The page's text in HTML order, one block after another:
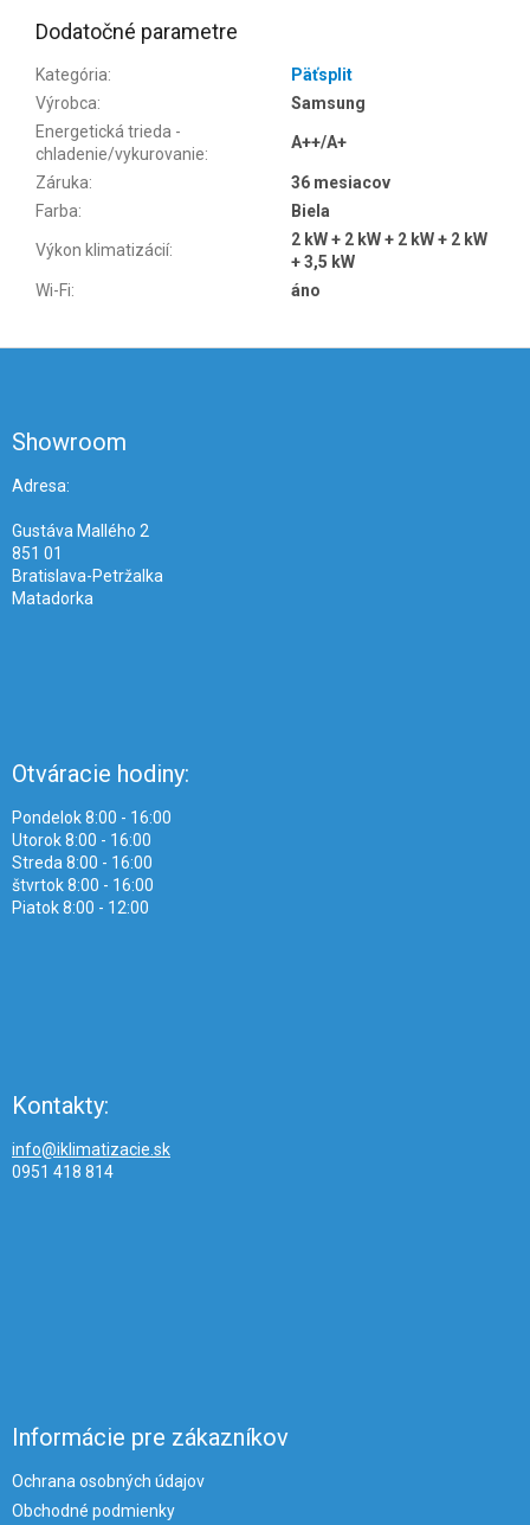
Dodatočné parametre
Kategória:
Päťsplit
Výrobca:
Samsung
Energetická trieda -
chladenie/vykurovanie:
A++/A+
Záruka:
36 mesiacov
Farba: Biela
Výkon klimatizácií:
2 kW + 2 kW + 2 kW + 2 kW
+ 3,5 kW
Wi-Fi: áno
Showroom
Adresa:
Gustáva Mallého 2
851 01
Bratislava-Petržalka
Matadorka
Otváracie hodiny:
Pondelok 8:00 - 16:00
Utorok 8:00 - 16:00
Streda 8:00 - 16:00
štvrtok 8:00 - 16:00
Piatok 8:00 - 12:00
Kontakty:
info@iklimatizacie.sk
0951 418 814
Informácie pre zákazníkov
Ochrana osobných údajov
Obchodné podmienky